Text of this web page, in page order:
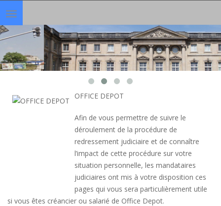
Toggle
navigation
OFFICE DEPOT
Afin de vous permettre de suivre le
déroulement de la procédure de
redressement judiciaire et de connaître
l’impact de cette procédure sur votre
situation personnelle, les mandataires
judiciaires ont mis à votre disposition ces
pages qui vous sera particulièrement utile
si vous êtes créancier ou salarié de Office Depot.